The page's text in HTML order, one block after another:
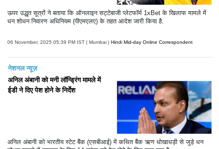
ऊपर उद्धृत सूत्रों ने बताया कि ऑनलाइन सट्टेबाजी प्लेटफॉर्म 1xBet के खिलाफ मामले में
धन शोधन निवारण अधिनियम (पीएमएलए) के तहत आदेश जारी किया है.
06 November, 2025 05:39 PM IST | Mumbai | Hindi Mid-day Online Correspondent
नेशनल न्यूज़
अनिल अंबानी को मनी लॉन्ड्रिंग मामले में
ईडी ने दिए पेश होने के निर्देश
अनिल अंबानी को भारतीय स्टेट बैंक (एसबीआई) में कथित बैंक ऋण धोखाधड़ी से जुड़े धन